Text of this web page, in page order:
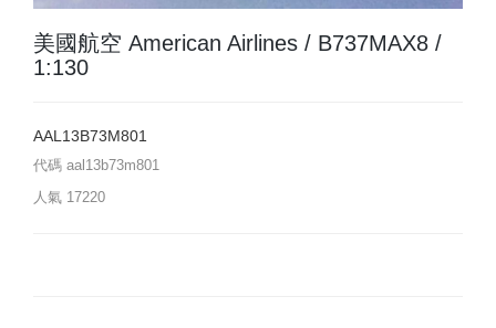
美國航空 American Airlines / B737MAX8 /
1:130
AAL13B73M801
代碼 aal13b73m801
人氣 17220